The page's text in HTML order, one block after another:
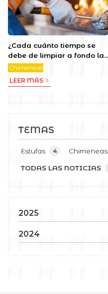
TEMAS
TODAS LAS NOTICIAS
Estufas 4 Chimeneas
¿Cada cuánto tiempo se
debe de limpiar a fondo la
chimenea?
Chimeneas
LEER MÁS
2025
2024